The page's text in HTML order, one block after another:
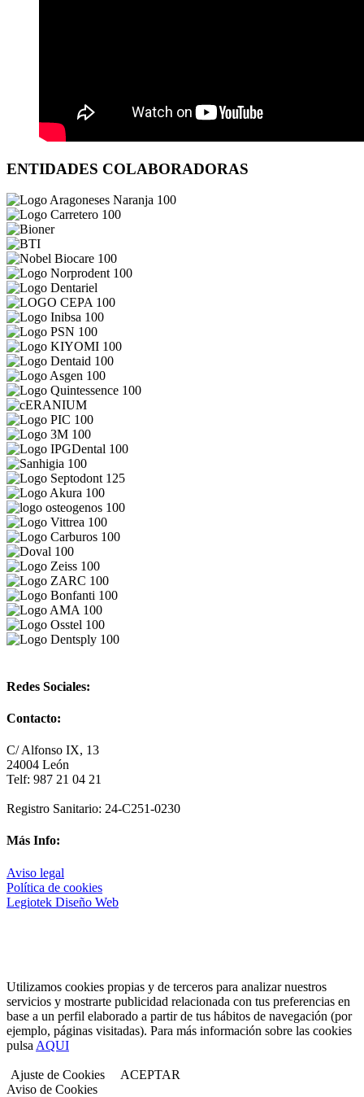
ENTIDADES COLABORADORAS
Redes Sociales:
Contacto:
C/ Alfonso IX, 13
24004 León
Telf: 987 21 04 21
Registro Sanitario: 24-C251-0230
Más Info:
Aviso legal
Política de cookies
Legiotek Diseño Web
Utilizamos cookies propias y de terceros para analizar nuestros
servicios y mostrarte publicidad relacionada con tus preferencias en
base a un perfil elaborado a partir de tus hábitos de navegación (por
ejemplo, páginas visitadas). Para más información sobre las cookies
pulsa AQUI
Ajuste de Cookies
ACEPTAR
Aviso de Cookies